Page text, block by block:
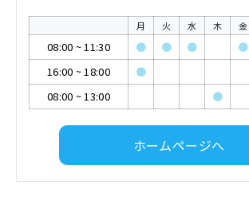
月 火 水 木 金
08:00 ~11:30 ● ● ● ●
16:00 ~18:00
●
08:00 ~13:00 ●
ホームページへ